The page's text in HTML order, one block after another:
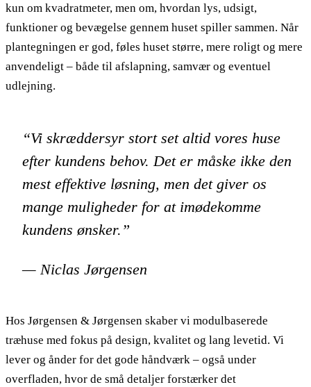
kun om kvadratmeter, men om, hvordan lys, udsigt,
funktioner og bevægelse gennem huset spiller sammen. Når
plantegningen er god, føles huset større, mere roligt og mere
anvendeligt – både til afslapning, samvær og eventuel
udlejning.
“Vi skræddersyr stort set altid vores huse
efter kundens behov. Det er måske ikke den
mest effektive løsning, men det giver os
mange muligheder for at imødekomme
kundens ønsker.”
— Niclas Jørgensen
Hos Jørgensen & Jørgensen skaber vi modulbaserede
træhuse med fokus på design, kvalitet og lang levetid. Vi
lever og ånder for det gode håndværk – også under
overfladen, hvor de små detaljer forstærker det